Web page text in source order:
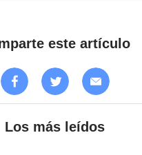
este artículo
Los más leídos